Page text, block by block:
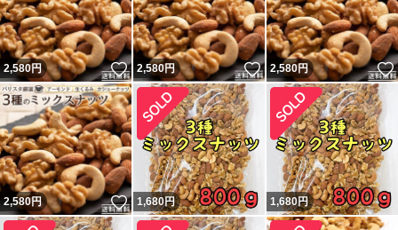
2,580円 いいね！
2,580円 いいね！
2,580円
2,580円 いいね！
1,680円 1,680円